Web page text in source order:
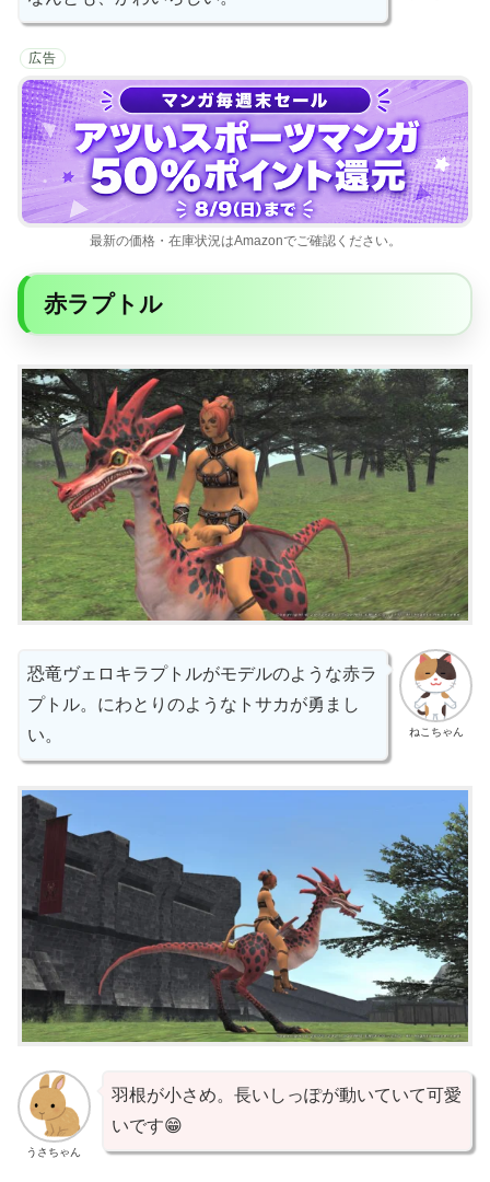
広告
最新の価格・在庫状況はAmazonでご確認ください。
赤ラプトル
ねこちゃん
恐竜ヴェロキラプトルがモデルのような赤ラ
プトル。にわとりのようなトサカが勇まし
い。
うさちゃん
羽根が小さめ。長いしっぽが動いていて可愛
いです😁